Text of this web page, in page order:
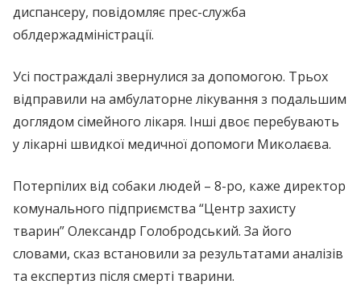
диспансеру, повідомляє прес-служба
облдержадміністрації.
Усі постраждалі звернулися за допомогою. Трьох
відправили на амбулаторне лікування з подальшим
доглядом сімейного лікаря. Інші двоє перебувають
у лікарні швидкої медичної допомоги Миколаєва.
Потерпілих від собаки людей – 8-ро, каже директор
комунального підприємства “Центр захисту
тварин” Олександр Голобродський. За його
словами, сказ встановили за результатами аналізів
та експертиз після смерті тварини.